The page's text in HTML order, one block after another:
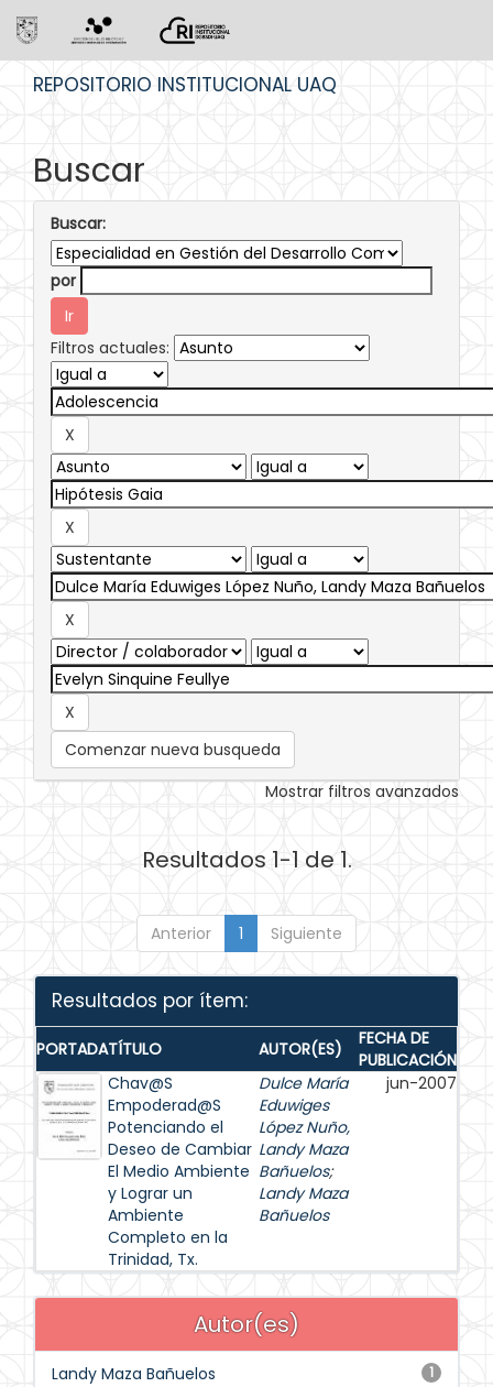
REPOSITORIO INSTITUCIONAL UAQ
Buscar
Buscar:
por
Filtros actuales:
Comenzar nueva busqueda
Mostrar filtros avanzados
Resultados 1-1 de 1.
Anterior 1 Siguiente
Resultados por ítem:
PORTADATÍTULO AUTOR(ES)
FECHA DE
PUBLICACIÓN
Chav@S
Empoderad@S
Potenciando el
Deseo de Cambiar
El Medio Ambiente
y Lograr un
Ambiente
Completo en la
Trinidad, Tx.
Dulce María
Eduwiges
López Nuño,
Landy Maza
Bañuelos;
Landy Maza
Bañuelos
jun-2007
Autor(es)
1
Landy Maza Bañuelos